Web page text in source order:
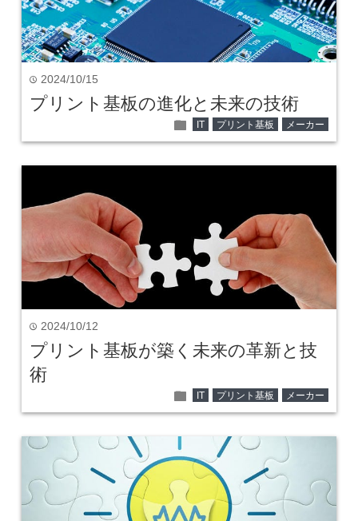
time 2024/10/15
プリント基板の進化と未来の技術
folder IT プリント基板 メーカー
time 2024/10/12
プリント基板が築く未来の革新と技
術
folder IT プリント基板 メーカー